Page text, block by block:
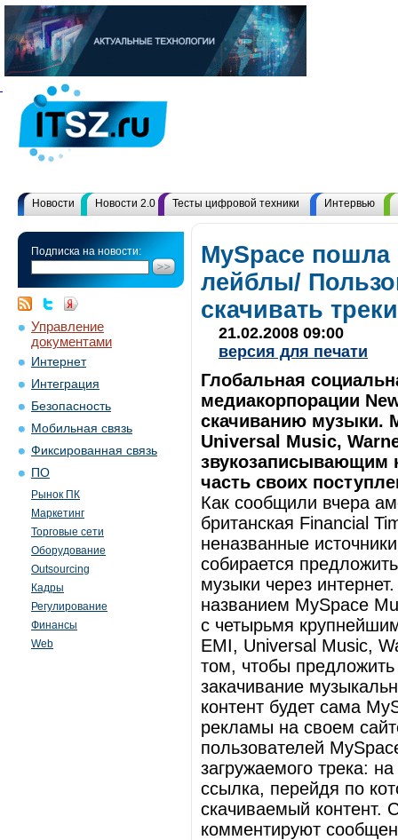
Новости Новости 2.0 Тесты цифровой техники Интервью
Подписка на новости:
Управление
документами
Интернет
Интеграция
Безопасность
Мобильная связь
Фиксированная связь
ПО
Рынок ПК
Маркетинг
Торговые сети
Оборудование
Outsourcing
Кадры
Регулирование
Финансы
Web
MySpace пошла
лейблы/
скачивать треки
21.02.2008 09:00
версия для печати
Глобальная
медиакорпорации
скачиванию музыки.
Universal Music,
звукозаписывающим
часть своих
Как сообщили вчера
британская Financial
неназванные
собирается
музыки через
названием MySpace
с четырьмя
EMI, Universal Music,
том, чтобы
закачивание
контент будет сама
рекламы на своем
пользователей
загружаемого трека:
ссылка, перейдя по
скачиваемый контент.
комментируют